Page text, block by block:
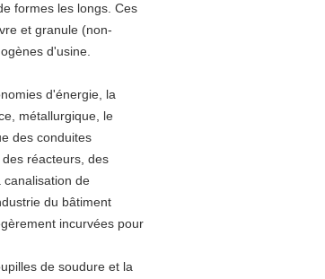
formes les longs. Ces
et granule (non-
d'usine.
d'énergie, la
métallurgique, le
des conduites
réacteurs, des
canalisation de
du bâtiment
incurvées pour
de soudure et la